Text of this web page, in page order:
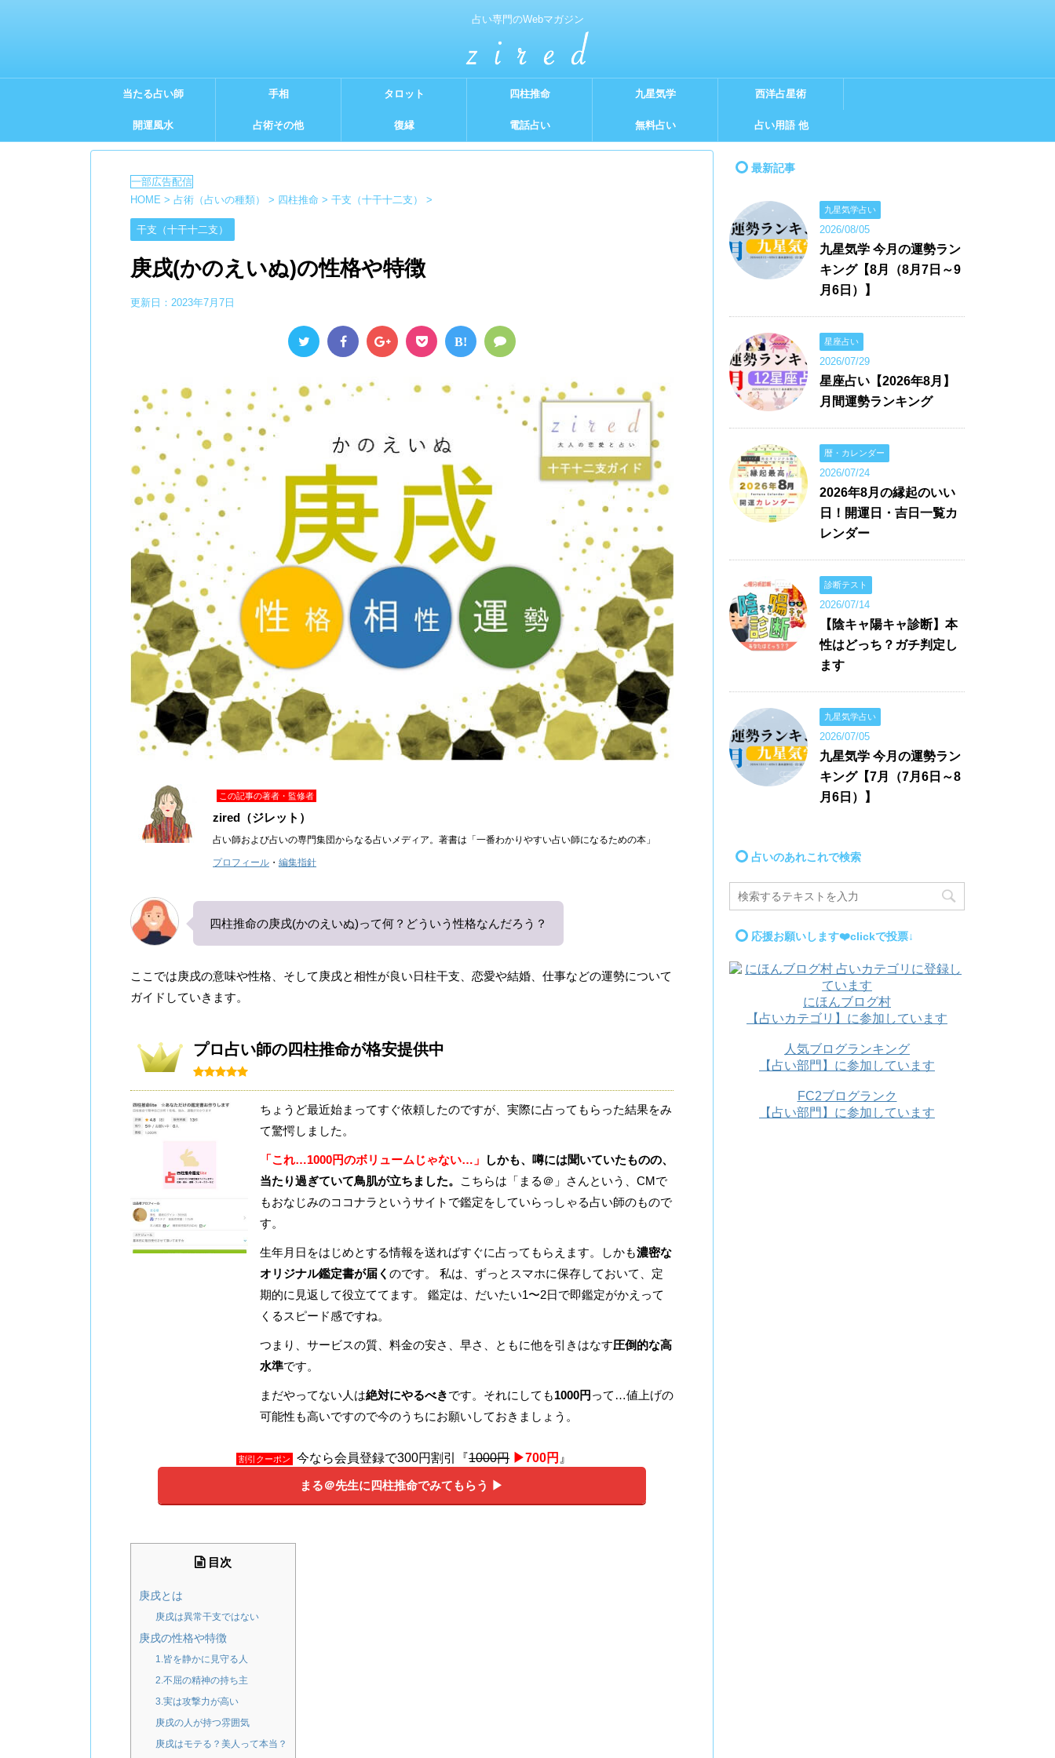
占い専門のWebマガジン
当たる占い師 手相 タロット 四柱推命 九星気学 西洋占星術
開運風水 占術その他 復縁 電話占い 無料占い 占い用語 他
HOME > 占術（占いの種類） > 四柱推命 > 干支（十干十二支） >
干支（十干十二支）
庚戌(かのえいぬ)の性格や特徴
更新日： 2023年7月7日
B!
この記事の著者・監修者
zired（ジレット）
占い師および占いの専門集団からなる占いメディア。著書は「一番わかりやすい占い師になるための本」
プロフィール ・ 編集指針
四柱推命の庚戌(かのえいぬ)って何？どういう性格なんだろう？
ここでは庚戌の意味や性格、そして庚戌と相性が良い日柱干支、恋愛や結婚、仕事などの運勢について
ガイドしていきます。
プロ占い師の四柱推命が格安提供中
ちょうど最近始まってすぐ依頼したのですが、実際に占ってもらった結果をみ
て驚愕しました。
「これ…1000円のボリュームじゃない…」
しかも、噂には聞いていたものの、
当たり過ぎていて鳥肌が立ちました。
こちらは「まる＠」さんという、CMで
もおなじみのココナラというサイトで鑑定をしていらっしゃる占い師のもので
す。
生年月日をはじめとする情報を送ればすぐに占ってもらえます。しかも濃密な
オリジナル鑑定書が届く のです。 私は、ずっとスマホに保存しておいて、定
期的に見返して役立ててます。 鑑定は、だいたい1〜2日で即鑑定がかえって
くるスピード感ですね。
つまり、サービスの質、料金の安さ、早さ、ともに他を引きはなす圧倒的な高
水準です。
まだやってない人は絶対にやるべきです。それにしても1000円 って…値上げの
可能性も高いですので今のうちにお願いしておきましょう。
割引クーポン 今なら会員登録で300円割引『1000円 ▶︎700円 』
まる＠先生に四柱推命でみてもらう ▶︎
目次
庚戌とは
庚戌は異常干支ではない
庚戌の性格や特徴
1.皆を静かに見守る人
2.不屈の精神の持ち主
3.実は攻撃力が高い
庚戌の人が持つ雰囲気
庚戌はモテる？美人って本当？
最新記事
九星気学占い
2026/08/05
九星気学 今月の運勢ラン
キング【8月（8月7日～9
月6日）】
星座占い
2026/07/29
星座占い【2026年8月】
月間運勢ランキング
暦・カレンダー
2026/07/24
2026年8月の縁起のいい
日！開運日・吉日一覧カ
レンダー
診断テスト
2026/07/14
【陰キャ陽キャ診断】本
性はどっち？ガチ判定し
ます
九星気学占い
2026/07/05
九星気学 今月の運勢ラン
キング【7月（7月6日～8
月6日）】
占いのあれこれで検索
応援お願いします❤️clickで投票↓
にほんブログ村
【占いカテゴリ】に参加しています
人気ブログランキング
【占い部門】に参加しています
FC2ブログランク
【占い部門】に参加しています